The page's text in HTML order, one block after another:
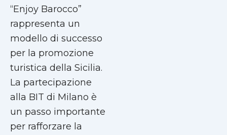
“Enjoy Barocco”
rappresenta un
modello di successo
per la promozione
turistica della Sicilia.
La partecipazione
alla BIT di Milano è
un passo importante
per rafforzare la